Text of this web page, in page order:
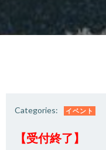
Categories: イベント
【受付終了】